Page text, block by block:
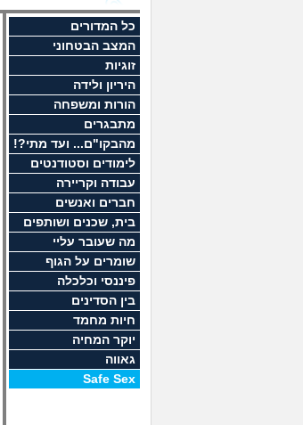
כל המדורים
המצב הבטחוני
זוגיות
היריון ולידה
הורות ומשפחה
מתבגרים
מהבקו"ם... ועד מתי?!
לימודים וסטודנטים
עבודה וקריירה
חברים ואנשים
בית, שכנים ושותפים
מה שעובר עליי
שומרים על הגוף
פיננסי וכלכלה
בין הסדינים
חיות מחמד
יוקר המחיה
גאווה
Safe Sex